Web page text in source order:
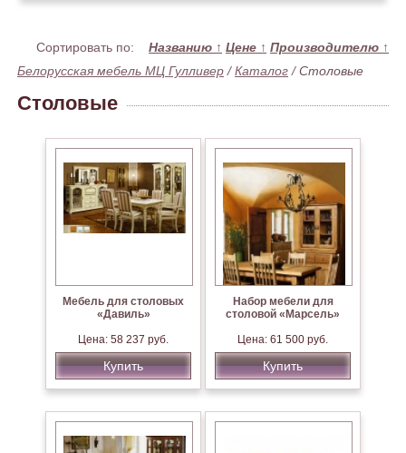
Сортировать по: Названию ↑ Цене ↑ Производителю ↑
Белорусская мебель МЦ Гулливер /Каталог /Столовые
Столовые
Мебель для столовых
«Давиль»
Цена: 58 237 руб.
Купить
Набор мебели для
столовой «Марсель»
Цена: 61 500 руб.
Купить